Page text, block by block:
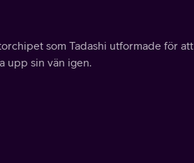
som Tadashi utformade för att
upp sin vän igen.